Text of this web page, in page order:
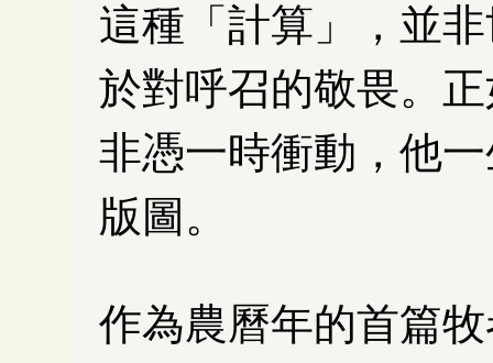
這種「計算」，並
於對呼召的敬畏。
非憑一時衝動，他
版圖。
作為農曆年的首篇